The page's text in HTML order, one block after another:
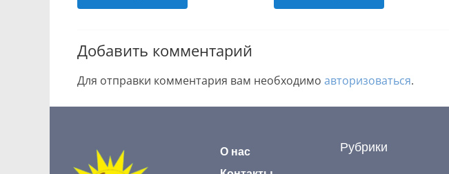
Добавить комментарий
Для отправки комментария вам необходимо авторизоваться.
О нас
Рубрики